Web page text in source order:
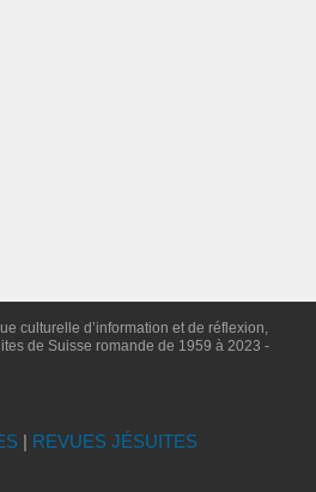
culturelle d’information et de réflexion,
de Suisse romande de 1959 à 2023 -
| REVUES JÉSUITES